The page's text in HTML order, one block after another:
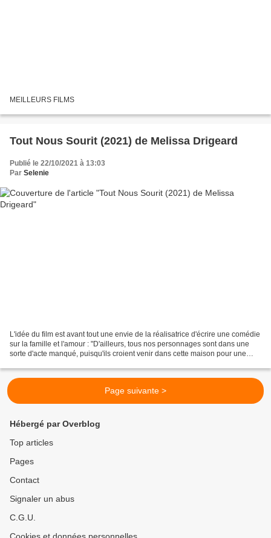
MEILLEURS FILMS
Tout Nous Sourit (2021) de Melissa Drigeard
Publié le 22/10/2021 à 13:03
Par Selenie
L'idée du film est avant tout une envie de la réalisatrice d'écrire une comédie
sur la famille et l'amour : "D'ailleurs, tous nos personnages sont dans une
sorte d'acte manqué, puisqu'ils croient venir dans cette maison pour une
Page suivante >
Hébergé par Overblog
Top articles
Pages
Contact
Signaler un abus
C.G.U.